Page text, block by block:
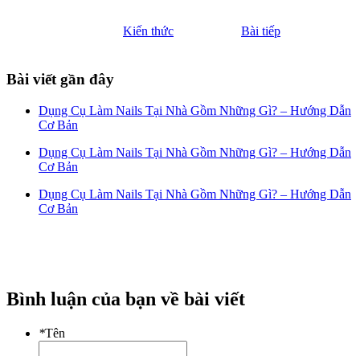
Kiến thức Bài tiếp
Bài viết gần đây
Dụng Cụ Làm Nails Tại Nhà Gồm Những Gì? – Hướng Dẫn
Cơ Bản
Dụng Cụ Làm Nails Tại Nhà Gồm Những Gì? – Hướng Dẫn
Cơ Bản
Dụng Cụ Làm Nails Tại Nhà Gồm Những Gì? – Hướng Dẫn
Cơ Bản
Bình luận của bạn về bài viết
*Tên